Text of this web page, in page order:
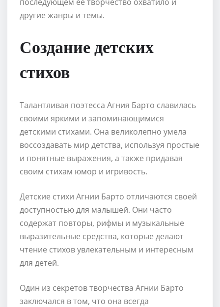
другие жанры и темы.
Создание детских
стихов
Талантливая поэтесса Агния Барто славилась
своими яркими и запоминающимися
детскими стихами. Она великолепно умела
воссоздавать мир детства, используя простые
и понятные выражения, а также придавая
своим стихам юмор и игривость.
Детские стихи Агнии Барто отличаются своей
доступностью для малышей. Они часто
содержат повторы, рифмы и музыкальные
выразительные средства, которые делают
чтение стихов увлекательным и интересным
для детей.
Один из секретов творчества Агнии Барто
заключался в том, что она всегда